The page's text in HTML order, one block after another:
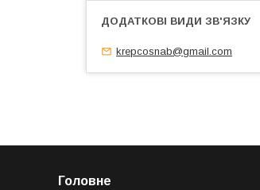
krepcosnab@gmail.com
Головне